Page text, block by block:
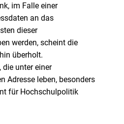
im Falle einer
an das
dieser
werden, scheint die
überholt.
die unter einer
Adresse leben, besonders
für Hochschulpolitik